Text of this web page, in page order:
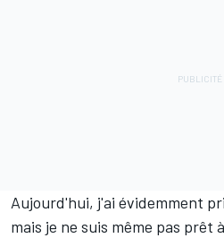
Aujourd'hui, j'ai évidemment
mais je ne suis même pas prêt